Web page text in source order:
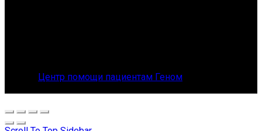
Центр помощи пациентам Геном